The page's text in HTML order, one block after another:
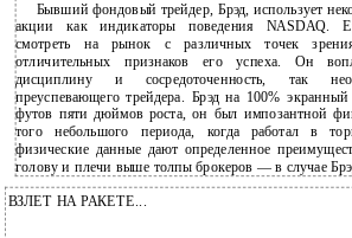
Бывший фондовый трейдер, Брэд, использует
акции как индикаторы поведения NASDAQ.
смотреть на рынок с различных точек
отличительных признаков его успеха. Он
дисциплину и сосредоточенность, так
преуспевающего трейдера. Брэд на 100%
футов пяти дюймов роста, он был импозантной
того небольшого периода, когда работал в
физические данные дают определенное
голову и плечи выше толпы брокеров — в случае
ВЗЛЕТ НА РАКЕТЕ...